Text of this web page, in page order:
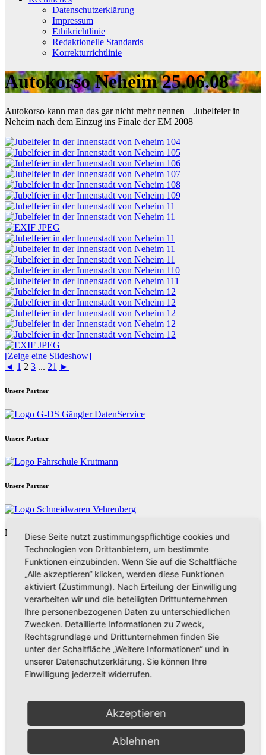
Datenschutzerklärung
Impressum
Ethikrichtlinie
Redaktionelle Standards
Korrekturrichtlinie
Autokorso Neheim 25.06.08
Autokorso kann man das gar nicht mehr nennen – Jubelfeier in
Neheim nach dem Einzug ins Finale der EM 2008
[Zeige eine Slideshow]
◄ 1 2 3 ... 21 ►
Unsere Partner
Unsere Partner
Unsere Partner
Neues aus Unternehmen
Aus der UmgebungNeues aus Unternehmen
Diese Seite nutzt zustimmungspflichtige cookies und
Technologien von Drittanbietern, um bestimmte
Funktionen einzubinden. Wenn Sie auf die Schaltfläche
„Alle akzeptieren“ klicken, werden diese Funktionen
aktiviert (Zustimmung). Nach Erteilung der Einwilligung
verarbeiten wir und die beteiligten Drittunternehmen
Ihre personenbezogenen Daten zu unterschiedlichen
Zwecken. Detaillierte Informationen zu Zweck,
Rechtsgrundlage und Drittunternehmen finden Sie
unter der Schaltfläche „Weitere Informationen“ und in
unserer Datenschutzerklärung. Sie können Ihre
Einwilligung jederzeit widerrufen.
Akzeptieren
Ablehnen